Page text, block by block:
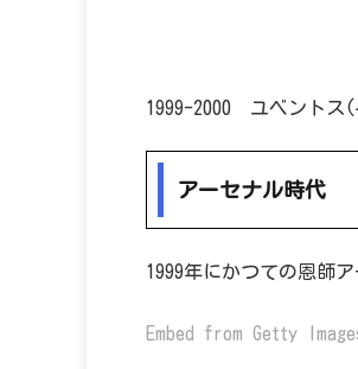
1999-2000 ユベントス(
アーセナル時代
1999年にかつての恩師
Embed from Getty